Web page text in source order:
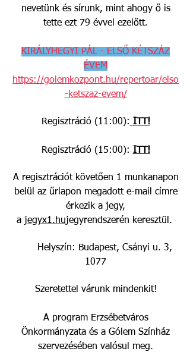
nevetünk és sírunk, mint ahogy ő is
tette ezt 79 évvel ezelőtt.
KIRÁLYHEGYI PÁL - ELSŐ KÉTSZÁZ
ÉVEM
https://golemkozpont.hu/repertoar/elso
-ketszaz-evem/
Regisztráció (11:00): ITT!
Regisztráció (15:00): ITT!
A regisztrációt követően 1 munkanapon
belül az űrlapon megadott e-mail címre
érkezik a jegy,
a jegyx1.hujegyrendszerén keresztül.
Helyszín: Budapest, Csányi u. 3,
1077
Szeretettel várunk mindenkit!
A program Erzsébetváros
Önkormányzata és a Gólem Színház
szervezésében valósul meg.